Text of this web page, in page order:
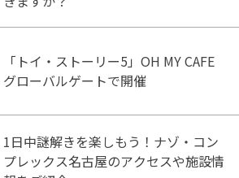
「トイ・ストーリー5」OH MY CAFE
グローバルゲートで開催
1日中謎解きを楽しもう！ナゾ・コン
プレックス名古屋のアクセスや施設情